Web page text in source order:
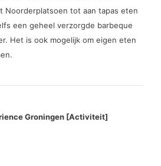
Noorderplatsoen tot aan tapas eten
een geheel verzorgde barbeque
Het is ook mogelijk om eigen eten
Groningen [Activiteit]